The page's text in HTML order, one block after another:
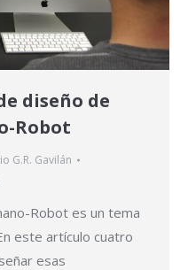
diseño de
Robot
G.R. Gavilán
Robot es un tema
este artículo cuatro
esas